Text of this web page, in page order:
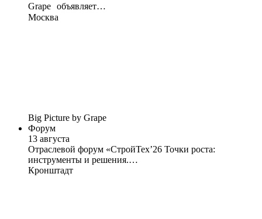
Grape объявляет…
Москва
Big Picture by Grape
Форум
13 августа
Отраслевой форум «СтройТех’26 Точки роста:
инструменты и решения.…
Кронштадт